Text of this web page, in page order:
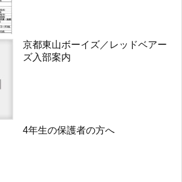
京都東山ボーイズ／レッドベアー
ズ入部案内
4年生の保護者の方へ